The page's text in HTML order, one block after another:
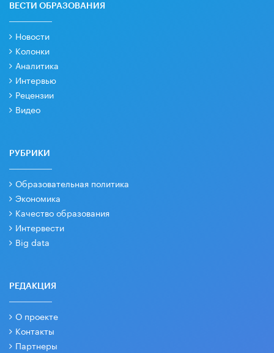
ВЕСТИ ОБРАЗОВАНИЯ
Новости
Колонки
Аналитика
Интервью
Рецензии
Видео
РУБРИКИ
Образовательная политика
Экономика
Качество образования
Интервести
Big data
РЕДАКЦИЯ
О проекте
Контакты
Партнеры